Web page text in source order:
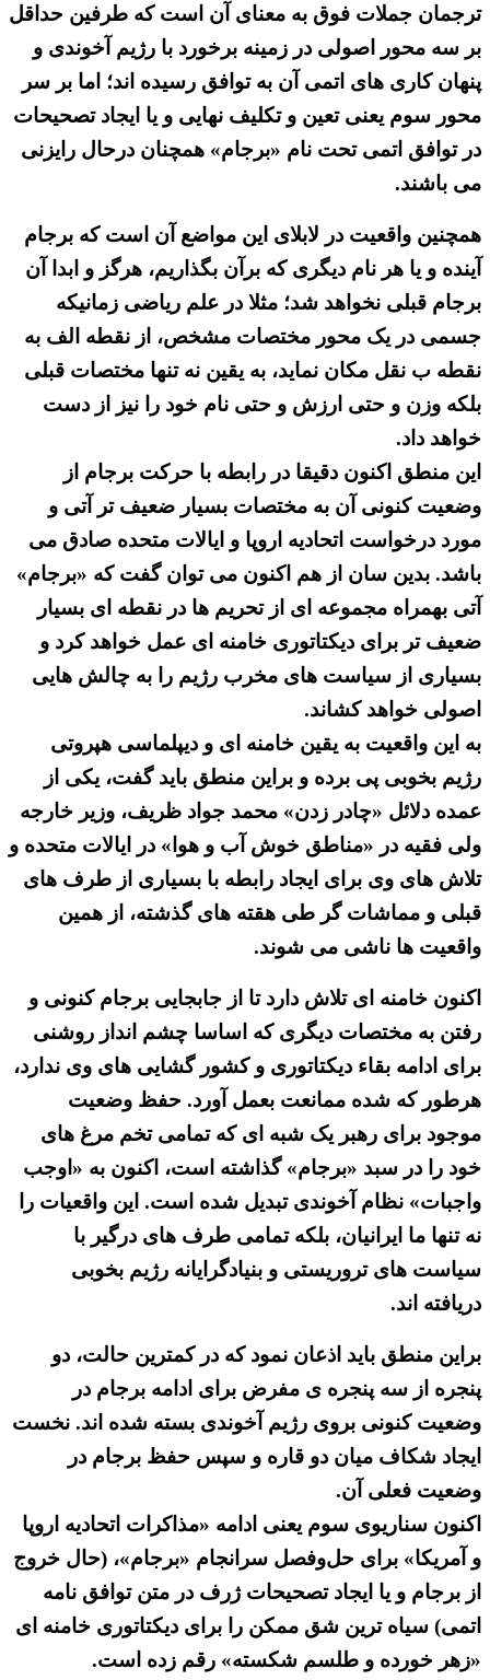
ترجمان جملات فوق به معنای آن است که طرفین حداقل
بر سه محور اصولی در زمینه برخورد با رژیم آخوندی و
پنهان کاری های اتمی آن به توافق رسیده اند؛ اما بر سر
محور سوم یعنی تعین و تکلیف نهایی و یا ایجاد تصحیحات
در توافق اتمی تحت نام «برجام» همچنان درحال رایزنی
می باشند.
همچنین واقعیت در لابلای این مواضع آن است که برجام
آینده و یا هر نام دیگری که برآن بگذاریم، هرگز و ابدا آن
برجام قبلی نخواهد شد؛ مثلا در علم ریاضی زمانیکه
جسمی در یک محور مختصات مشخص، از نقطه الف به
نقطه ب نقل مکان نماید، به یقین نه تنها مختصات قبلی
بلکه وزن و حتی ارزش و حتی نام خود را نیز از دست
خواهد داد.
این منطق اکنون دقیقا در رابطه با حرکت برجام از
وضعیت کنونی آن به مختصات بسیار ضعیف تر آتی و
مورد درخواست اتحادیه اروپا و ایالات متحده صادق می
باشد. بدین سان از هم اکنون می توان گفت که «برجام»
آتی بهمراه مجموعه ای از تحریم ها در نقطه ای بسیار
ضعیف تر برای دیکتاتوری خامنه ای عمل خواهد کرد و
بسیاری از سیاست های مخرب رژیم را به چالش هایی
اصولی خواهد کشاند.
به این واقعیت به یقین خامنه ای و دیپلماسی هپروتی
رژیم بخوبی پی برده و براین منطق باید گفت، یکی از
عمده دلائل «چادر زدن» محمد جواد ظریف، وزیر خارجه
ولی فقیه در «مناطق خوش آب و هوا» در ایالات متحده و
تلاش های وی برای ایجاد رابطه با بسیاری از طرف های
قبلی و مماشات گر طی هقته های گذشته، از همین
واقعیت ها ناشی می شوند.
اکنون خامنه ای تلاش دارد تا از جابجایی برجام کنونی و
رفتن به مختصات دیگری که اساسا چشم انداز روشنی
برای ادامه بقاء دیکتاتوری و کشور گشایی های وی ندارد،
هرطور که شده ممانعت بعمل آورد. حفظ وضعیت
موجود برای رهبر یک شبه ای که تمامی تخم مرغ های
خود را در سبد «برجام» گذاشته است، اکنون به «اوجب
واجبات» نظام آخوندی تبدیل شده است. این واقعیات را
نه تنها ما ایرانیان، بلکه تمامی طرف های درگیر با
سیاست های تروریستی و بنیادگرایانه رژیم بخوبی
دریافته اند.
براین منطق باید اذعان نمود که در کمترین حالت، دو
پنجره از سه پنجره ی مفرض برای ادامه برجام در
وضعیت کنونی بروی رژیم آخوندی بسته شده اند. نخست
ایجاد شکاف میان دو قاره و سپس حفظ برجام در
وضعیت فعلی آن.
اکنون سناریوی سوم یعنی ادامه «مذاکرات اتحادیه اروپا
و آمریکا» برای حل‌وفصل سرانجام «برجام»، (حال خروج
از برجام و یا ایجاد تصحیحات ژرف در متن توافق نامه
اتمی) سیاه ترین شق ممکن را برای دیکتاتوری خامنه ای
«زهر خورده و طلسم شکسته» رقم زده است.